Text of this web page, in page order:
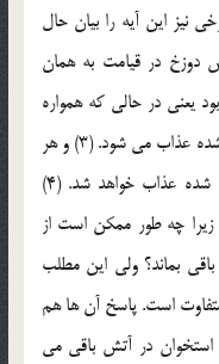
ریخت تا ایشان را اذیت کند. (2) برخی نیز این آیه را بیان حال
دوزخ در قیامت به همان
یعنی در حالی که همواره
طناب به گردن اوست و هیزم به پشت او بسته شده عذاب می شود. (3) و هر
کس به تناسب و از جنس جرمی که مرتکب شده عذاب خواهد شد. (4)
چه طور ممکن است از
بماند؟ ولی این مطلب
است. پاسخ آن ها هم
در آتش باقی می